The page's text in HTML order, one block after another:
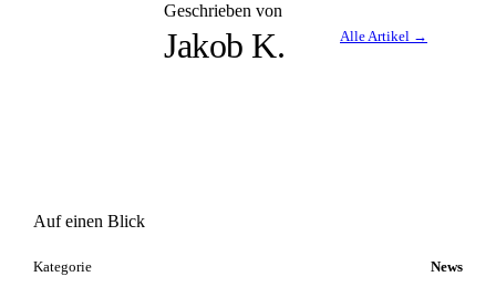
Geschrieben von
Jakob K. Alle Artikel →
Auf einen Blick
Kategorie News